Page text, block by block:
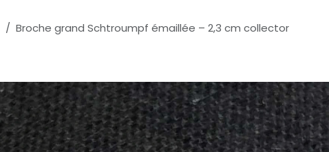
Broche grand Schtroumpf émaillée – 2,3 cm collector